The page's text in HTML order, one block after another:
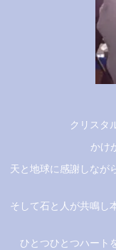
クリスタ
かけ
天と地球に感謝しなが
そして石と人が共鳴し
ひとつひとつハート